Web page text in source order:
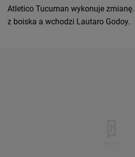
Atletico Tucuman wykonuje
z boiska a wchodzi Lautaro Godoy.